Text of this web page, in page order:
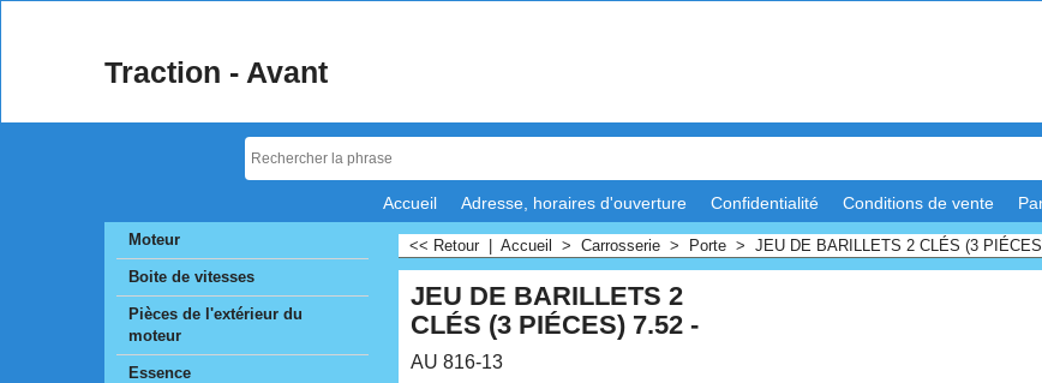
Traction - Avant
Accueil Adresse, horaires d'ouverture Confidentialité Conditions de vente
Moteur
Boite de vitesses
Pièces de l'extérieur du
moteur
Essence
<< Retour Accueil > Carrosserie > Porte > JEU DE BARILLETS 2 CLÉS (3
JEU DE BARILLETS 2
CLÉS (3 PIÉCES) 7.52 -
AU 816-13